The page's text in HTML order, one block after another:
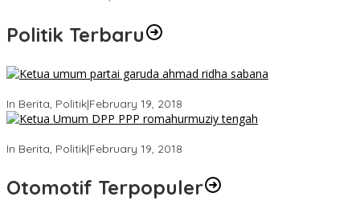
Politik Terbaru
In Berita, Politik|February 19, 2018
In Berita, Politik|February 19, 2018
Otomotif Terpopuler